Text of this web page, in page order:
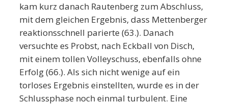
kam kurz danach Rautenberg zum Abschluss,
mit dem gleichen Ergebnis, dass Mettenberger
reaktionsschnell parierte (63.). Danach
versuchte es Probst, nach Eckball von Disch,
mit einem tollen Volleyschuss, ebenfalls ohne
Erfolg (66.). Als sich nicht wenige auf ein
torloses Ergebnis einstellten, wurde es in der
Schlussphase noch einmal turbulent. Eine